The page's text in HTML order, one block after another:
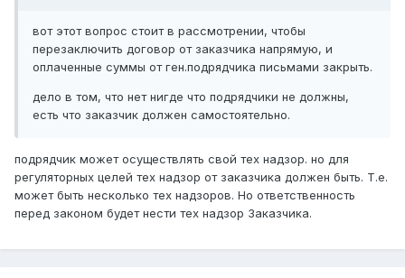
вот этот вопрос стоит в рассмотрении, чтобы
перезаключить договор от заказчика напрямую, и
оплаченные суммы от ген.подрядчика письмами закрыть.
дело в том, что нет нигде что подрядчики не должны,
есть что заказчик должен самостоятельно.
подрядчик может осуществлять свой тех надзор. но для
регуляторных целей тех надзор от заказчика должен быть. Т.е.
может быть несколько тех надзоров. Но ответственность
перед законом будет нести тех надзор Заказчика.